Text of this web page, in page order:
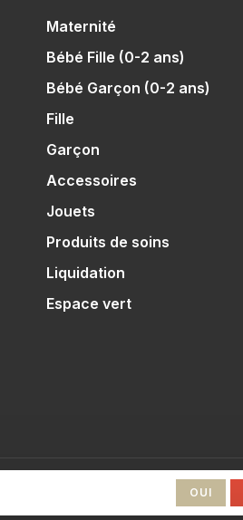
Maternité
Bébé Fille (0-2 ans)
Bébé Garçon (0-2 ans)
Fille
Garçon
Accessoires
Jouets
Produits de soins
Liquidation
Espace vert
OUI